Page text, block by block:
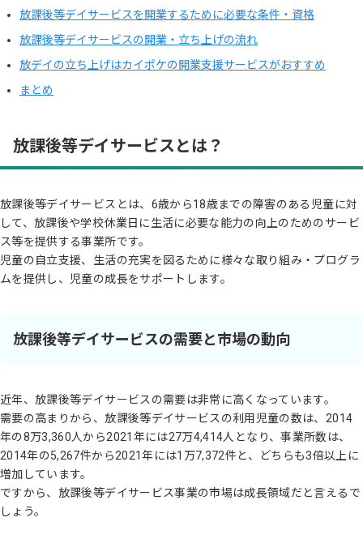
放課後等デイサービスを開業するために必要な条件・資格
放課後等デイサービスの開業・立ち上げの流れ
放デイの立ち上げはカイポケの開業支援サービスがおすすめ
まとめ
放課後等デイサービスとは？
放課後等デイサービスとは、6歳から18歳までの障害のある児童に対
して、放課後や学校休業日に生活に必要な能力の向上のためのサービ
ス等を提供する事業所です。
児童の自立支援、生活の充実を図るために様々な取り組み・プログラ
ムを提供し、児童の成長をサポートします。
放課後等デイサービスの需要と市場の動向
近年、放課後等デイサービスの需要は非常に高くなっています。
需要の高まりから、放課後等デイサービスの利用児童の数は、2014
年の8万3,360人から2021年には27万4,414人となり、事業所数は、
2014年の5,267件から2021年には1万7,372件と、どちらも3倍以上に
増加しています。
ですから、放課後等デイサービス事業の市場は成長領域だと言えるで
しょう。